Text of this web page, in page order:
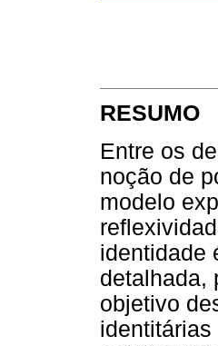
RESUMO
Entre os
noção de
modelo
identidade
detalhada,
objetivo